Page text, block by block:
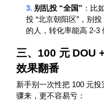
3. 别乱投 “全国” ：比
投 “北京朝阳区” ，别投
的人，转化率能高 2-3
三、 100 元 DOU
效果翻番
新手别一次性把 100 元投
骤来，更不容易亏：